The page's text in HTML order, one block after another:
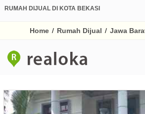
RUMAH DIJUAL DI KOTA BEKASI
Home / Rumah Dijual / Jawa